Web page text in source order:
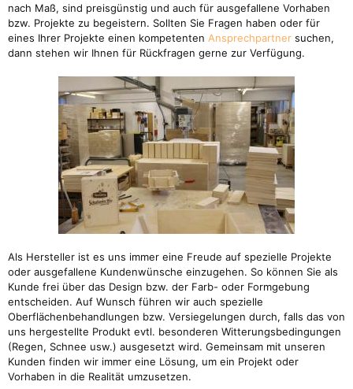
nach Maß, sind preisgünstig und auch für ausgefallene Vorhaben
bzw. Projekte zu begeistern. Sollten Sie Fragen haben oder für
eines Ihrer Projekte einen kompetenten Ansprechpartner suchen,
dann stehen wir Ihnen für Rückfragen gerne zur Verfügung.
Als Hersteller ist es uns immer eine Freude auf spezielle Projekte
oder ausgefallene Kundenwünsche einzugehen. So können Sie als
Kunde frei über das Design bzw. der Farb- oder Formgebung
entscheiden. Auf Wunsch führen wir auch spezielle
Oberflächenbehandlungen bzw. Versiegelungen durch, falls das von
uns hergestellte Produkt evtl. besonderen Witterungsbedingungen
(Regen, Schnee usw.) ausgesetzt wird. Gemeinsam mit unseren
Kunden finden wir immer eine Lösung, um ein Projekt oder
Vorhaben in die Realität umzusetzen.